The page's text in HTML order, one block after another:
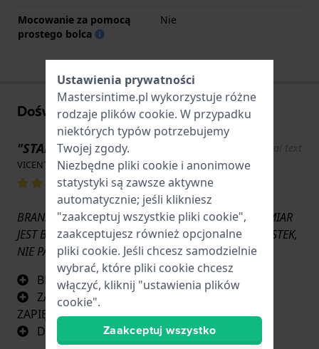
Mocowanie za pomocą
prostego bolca
Nie
Doświadczenia użytkowników
"STAL WYSOKIEJ JAKOŚCI" Show original text
VICENTE MONTOYA BARRIOS · 17 czerwca 2022
BRANSOLETKA BARDZO DOBREJ JAKOŚCI, ALE ROZMIAR
JEST BARDZO CIASNY, JEŚLI MASZ SZEROKI NADGARSTEK,
NIE PASUJE DOBRZE.
BRANSOLETKA BARDZO DOBREJ JAKOŚCI
ZAPIĘCIE TYPU DEPLOYANT JEST TYPEM
ZAPIĘCIA, KTÓRE LUBIĘ NAJBARDZIEJ.
DOBRA JAKOŚĆ MATERIAŁU
Ustawienia prywatności
Mastersintime.pl wykorzystuje różne
rodzaje plików cookie. W przypadku
niektórych typów potrzebujemy
Twojej zgody.
Niezbędne pliki cookie i anonimowe
statystyki są zawsze aktywne
automatycznie; jeśli klikniesz
"zaakceptuj wszystkie pliki cookie",
zaakceptujesz również opcjonalne
pliki cookie. Jeśli chcesz samodzielnie
wybrać, które pliki cookie chcesz
włączyć, kliknij "ustawienia plików
cookie".
Zaakceptuj wszystko